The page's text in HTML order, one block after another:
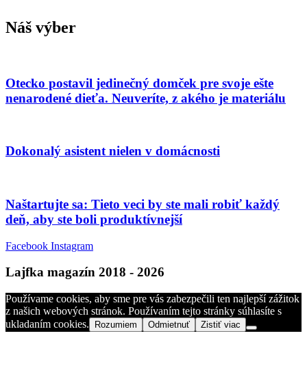
Náš výber
Otecko postavil jedinečný domček pre svoje ešte
nenarodené dieťa. Neuveríte, z akého je materiálu
Dokonalý asistent nielen v domácnosti
Naštartujte sa: Tieto veci by ste mali robiť každý
deň, aby ste boli produktívnejší
Facebook Instagram
Lajfka magazín 2018 - 2026
Používame cookies, aby sme pre vás zabezpečili ten najlepší zážitok
z našich webových stránok. Používaním tejto stránky súhlasíte s
ukladaním cookies.
Rozumiem Odmietnuť Zistiť viac